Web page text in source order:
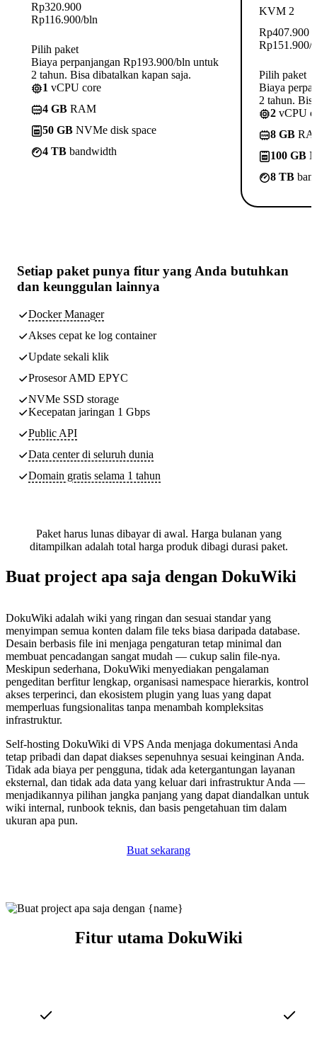
Rp320.900
Rp116.900/bln
Pilih paket
Biaya perpanjangan Rp193.900/bln untuk
2 tahun. Bisa dibatalkan kapan saja.
1 vCPU core
4 GB RAM
50 GB NVMe disk space
4 TB bandwidth
KVM 2
Rp407.900
Rp151.900/
Pilih paket
Biaya
2 tahun.
2 vCPU
8 GB
100 GB
8 TB
Setiap paket punya fitur yang Anda butuhkan
dan keunggulan lainnya
Docker Manager
Akses cepat ke log container
Update sekali klik
Prosesor AMD EPYC
NVMe SSD storage
Kecepatan jaringan 1 Gbps
Public API
Data center di seluruh dunia
Domain gratis selama 1 tahun
Paket harus lunas dibayar di awal. Harga bulanan yang
ditampilkan adalah total harga produk dibagi durasi paket.
Buat project apa saja dengan DokuWiki
DokuWiki adalah wiki yang ringan dan sesuai standar yang
menyimpan semua konten dalam file teks biasa daripada database.
Desain berbasis file ini menjaga pengaturan tetap minimal dan
membuat pencadangan sangat mudah — cukup salin file-nya.
Meskipun sederhana, DokuWiki menyediakan pengalaman
pengeditan berfitur lengkap, organisasi namespace hierarkis, kontrol
akses terperinci, dan ekosistem plugin yang luas yang dapat
memperluas fungsionalitas tanpa menambah kompleksitas
infrastruktur.
Self-hosting DokuWiki di VPS Anda menjaga dokumentasi Anda
tetap pribadi dan dapat diakses sepenuhnya sesuai keinginan Anda.
Tidak ada biaya per pengguna, tidak ada ketergantungan layanan
eksternal, dan tidak ada data yang keluar dari infrastruktur Anda —
menjadikannya pilihan jangka panjang yang dapat diandalkan untuk
wiki internal, runbook teknis, dan basis pengetahuan tim dalam
ukuran apa pun.
Buat sekarang
Fitur utama DokuWiki